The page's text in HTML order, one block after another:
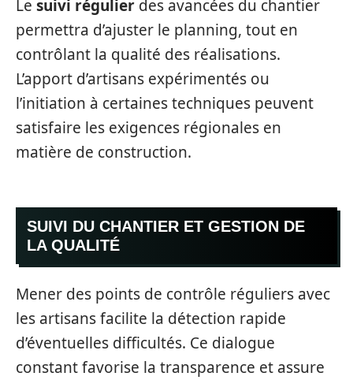
Le suivi régulier des avancées du chantier
permettra d’ajuster le planning, tout en
contrôlant la qualité des réalisations.
L’apport d’artisans expérimentés ou
l’initiation à certaines techniques peuvent
satisfaire les exigences régionales en
matière de construction.
SUIVI DU CHANTIER ET GESTION DE
LA QUALITÉ
Mener des points de contrôle réguliers avec
les artisans facilite la détection rapide
d’éventuelles difficultés. Ce dialogue
constant favorise la transparence et assure